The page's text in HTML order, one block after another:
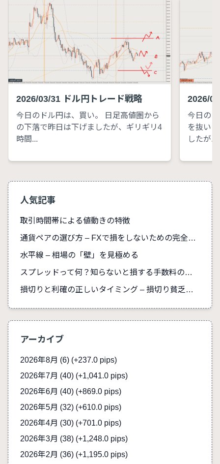
2026/03/31 ドル円トレード戦略
今日のドル円は、買い。 日足高値圏から
の下落で昨日は下げましたが、ギリギリ4
時間...
2026/
今日の
を抜い
したが...
人気記事
取引時間帯による値動きの特徴
通貨ペアの選び方 – FXで損をしないための完全ガイド
水平線 – 相場の「壁」を見極める
スプレッドって何？知らないと損する手数料の真実
損切りと利確の正しいタイミング – 損切り貧乏を防ぐ
アーカイブ
2026年8月 (6) (+237.0 pips)
2026年7月 (40) (+1,041.0 pips)
2026年6月 (40) (+869.0 pips)
2026年5月 (32) (+610.0 pips)
2026年4月 (30) (+701.0 pips)
2026年3月 (38) (+1,248.0 pips)
2026年2月 (36) (+1,195.0 pips)